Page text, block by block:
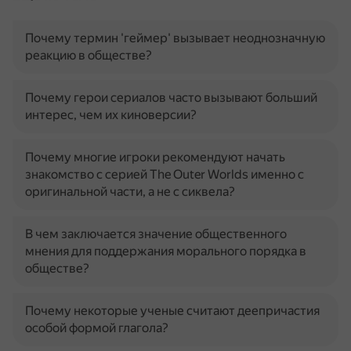
Почему термин 'геймер' вызывает неоднозначную
реакцию в обществе?
Почему герои сериалов часто вызывают больший
интерес, чем их киноверсии?
Почему многие игроки рекомендуют начать
знакомство с серией The Outer Worlds именно с
оригинальной части, а не с сиквела?
В чем заключается значение общественного
мнения для поддержания морального порядка в
обществе?
Почему некоторые ученые считают деепричастия
особой формой глагола?